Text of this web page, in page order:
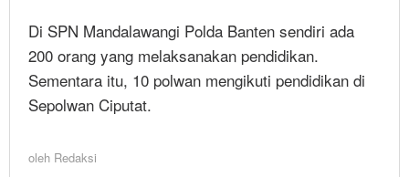
Di SPN Mandalawangi Polda Banten sendiri ada
200 orang yang melaksanakan pendidikan.
Sementara itu, 10 polwan mengikuti pendidikan di
Sepolwan Ciputat.
oleh Redaksi